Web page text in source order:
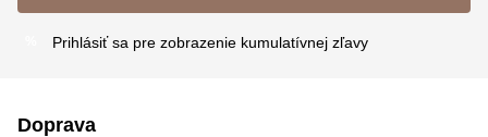
Prihlásiť sa pre zobrazenie kumulatívnej zľavy
Doprava